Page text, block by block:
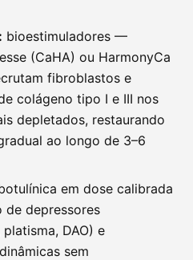
bioestimuladores —
(CaHA) ou HarmonyCa
fibroblastos e
colágeno tipo I e III nos
depletados, restaurando
ao longo de 3–6
em dose calibrada
de depressores
DAO) e
sem